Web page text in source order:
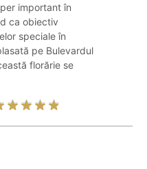
important în
ca obiectiv
speciale în
pe Bulevardul
florărie se